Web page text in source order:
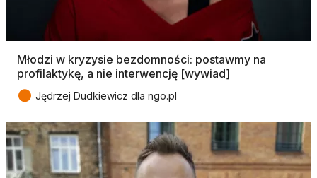
Młodzi w kryzysie bezdomności: postawmy na
profilaktykę, a nie interwencję [wywiad]
● Jędrzej Dudkiewicz dla ngo.pl